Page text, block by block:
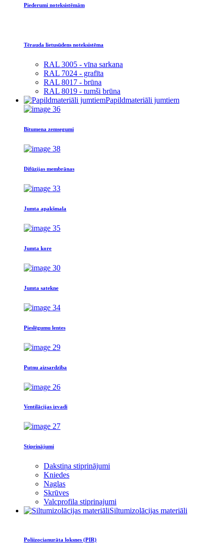
Piederumi noteksistēmām
Tērauda lietusūdens noteksistēma
RAL 3005 - vīna sarkana
RAL 7024 - grafīta
RAL 8017 - brūna
RAL 8019 - tumši brūna
Papildmateriāli jumtiem
Bitumena zemsegumi
Difūzijas membrānas
Jumta apakšmala
Jumta kore
Jumta satekne
Pieslēgumu lentes
Putnu aizsardzība
Ventilācijas izvadi
Stiprinājumi
Dakstiņa stiprinājumi
Kniedes
Naglas
Skrūves
Valcprofila stiprinajumi
Siltumizolācijas materiāli
Poliizocianurāta loksnes (PIR)